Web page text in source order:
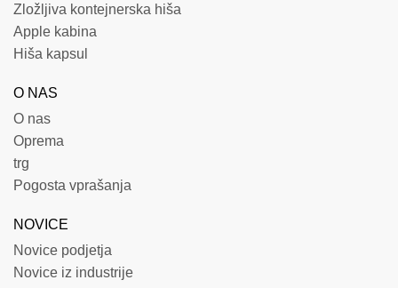
Zložljiva kontejnerska hiša
Apple kabina
Hiša kapsul
O NAS
O nas
Oprema
trg
Pogosta vprašanja
NOVICE
Novice podjetja
Novice iz industrije